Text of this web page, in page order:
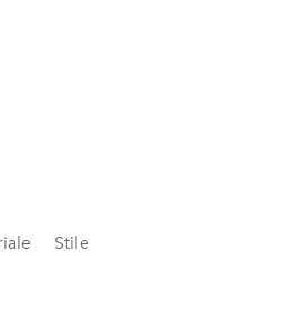
Stile